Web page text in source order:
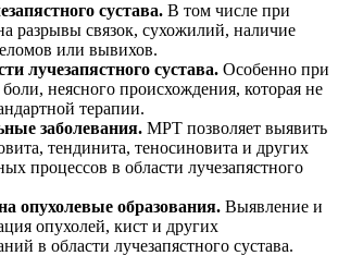
сустава. В том числе при
разрывы связок, сухожилий, наличие
или вывихов.
лучезапястного сустава. Особенно при
неясного происхождения, которая не
терапии.
заболевания. МРТ позволяет выявить
тендинита, теносиновита и других
процессов в области лучезапястного
опухолевые образования. Выявление и
опухолей, кист и других
в области лучезапястного сустава.